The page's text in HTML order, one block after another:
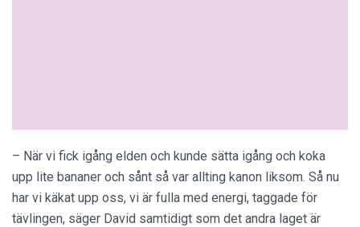
– När vi fick igång elden och kunde sätta igång och koka
upp lite bananer och sånt så var allting kanon liksom. Så nu
har vi käkat upp oss, vi är fulla med energi, taggade för
tävlingen, säger David samtidigt som det andra laget är